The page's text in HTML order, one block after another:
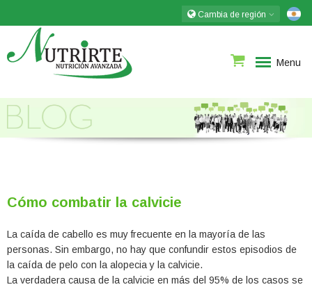
Cambia de región
Menu
Cómo combatir la calvicie
La caída de cabello es muy frecuente en la mayoría de las
personas. Sin embargo, no hay que confundir estos episodios de
la caída de pelo con la alopecia y la calvicie.
La verdadera causa de la calvicie en más del 95% de los casos se